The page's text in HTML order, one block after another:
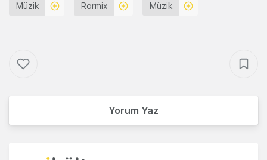
Müzik Rormix Müzik
Yorum Yaz